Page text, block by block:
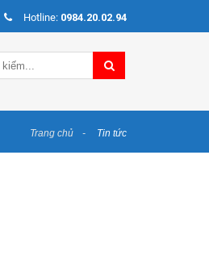
Hotline: 0984.20.02.94
Trang chủ Tin tức